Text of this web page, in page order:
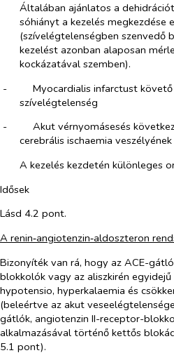
Általában ajánlatos a
sóhiányt a kezelés megkezdése
(szívelégtelenségben szenvedő
kezelést azonban alaposan
kockázatával szemben).
-​
Myocardialis infarctust
szívelégtelenség
-​
Akut vérnyomásesés
cerebrális ischaemia
A kezelés kezdetén különleges
Idősek
Lásd 4.2 pont.
A renin‑angiotenzin‑aldoszteron
Bizonyíték van rá, hogy az ACE-
blokkolók vagy az aliszkirén
hypotensio, hyperkalaemia és
(beleértve az akut
gátlók, angiotenzin II-receptor-
alkalmazásával történő kettős
5.1 pont).